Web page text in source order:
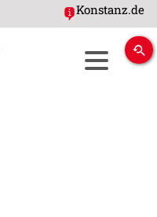
Konstanz.de